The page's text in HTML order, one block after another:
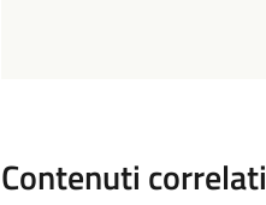
Contenuti correlati